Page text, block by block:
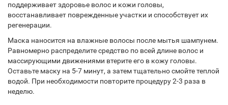
поддерживает здоровье волос и кожи головы,
восстанавливает поврежденные участки и способствует их
регенерации.
Маска наносится на влажные волосы после мытья шампунем.
Равномерно распределите средство по всей длине волос и
массирующими движениями втерите его в кожу головы.
Оставьте маску на 5-7 минут, а затем тщательно смойте теплой
водой. При необходимости повторите процедуру 2-3 раза в
неделю.